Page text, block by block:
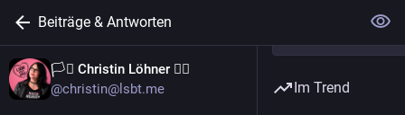
Beiträge & Antworten
🏳️‍⚧️ Christin Löhner 🏳️‍🌈
@christin@lsbt.me
Im Trend